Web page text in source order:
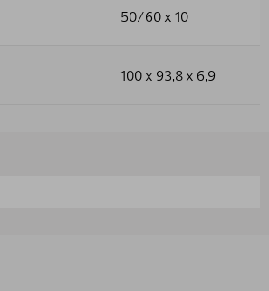
50/60 x 10
100 x 93,8 x 6,9